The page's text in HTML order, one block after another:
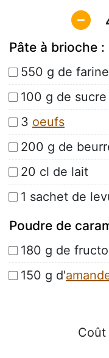
Pâte à brioche :
550 g de farine
100 g de sucre
3 oeufs
200 g de
20 cl de lait
1 sachet de
Poudre de
180 g de
150 g d'
Coût